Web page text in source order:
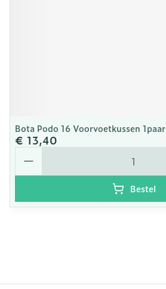
Bota Podo 16 Voorvoetkussen 1paar
€ 13,40
Aantal
Bestel